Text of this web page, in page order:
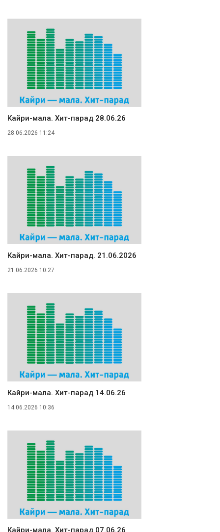
Кайри-мала. Хит-парад 28.06.26
28.06.2026 11:24
Кайри-мала. Хит-парад. 21.06.2026
21.06.2026 10:27
Кайри-мала. Хит-парад 14.06.26
14.06.2026 10:36
Кайри-мала. Хит-парад 07.06.26